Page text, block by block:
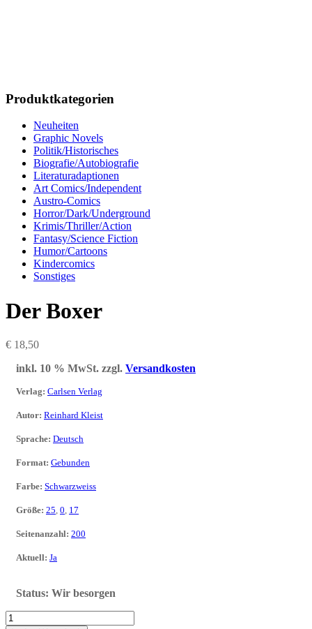
Produktkategorien
Neuheiten
Graphic Novels
Politik/Historisches
Biografie/Autobiografie
Literaturadaptionen
Art Comics/Independent
Austro-Comics
Horror/Dark/Underground
Krimis/Thriller/Action
Fantasy/Science Fiction
Humor/Cartoons
Kindercomics
Sonstiges
Der Boxer
€ 18,50
inkl. 10 % MwSt. zzgl. Versandkosten
Verlag: Carlsen Verlag
Autor: Reinhard Kleist
Sprache: Deutsch
Format: Gebunden
Farbe: Schwarzweiss
Größe: 25, 0, 17
Seitenanzahl: 200
Aktuell: Ja
Status: Wir besorgen
Der